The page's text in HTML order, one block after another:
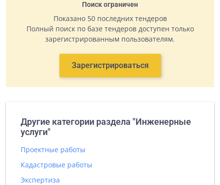
Поиск ограничен
Показано 50 последних тендеров
Полный поиск по базе тендеров доступен только
зарегистрированным пользователям.
Зарегистрироваться
Другие категории раздела "Инженерные
услуги"
Проектные работы
Кадастровые работы
Экспертиза